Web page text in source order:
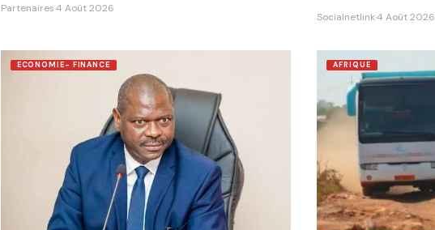
Partenaires·4 Août 2026
Socialnetlink·4 Août 2026
ECONOMIE- FINANCE AFRIQUE